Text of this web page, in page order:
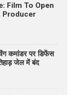
Film To Open
Producer
कमांडर पर डिफेंस
जेल में बंद